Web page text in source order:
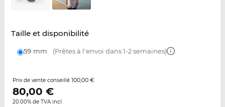
Taille et disponibilité
59 mm (Prêtes à l'envoi dans 1-2 semaines)
Prix de vente conseillé 100,00 €
80,00 €
20.00% de TVA incl.